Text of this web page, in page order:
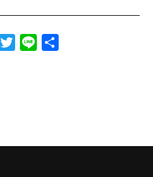
FacebookTwitterLine